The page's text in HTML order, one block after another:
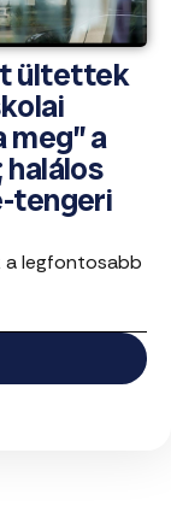
ültettek
a
tengeri
a legfontosabb